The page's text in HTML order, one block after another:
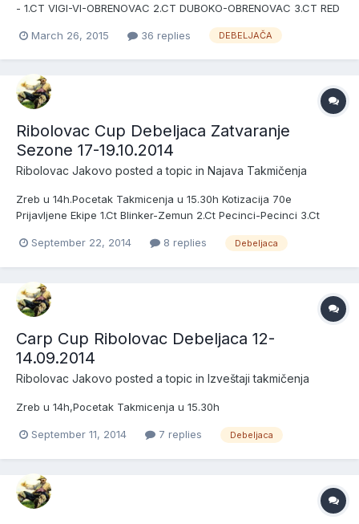
- 1.CT VIGI-VI-OBRENOVAC 2.CT DUBOKO-OBRENOVAC 3.CT RED
VRŠAC 6.CT KONTRAŠI-VRŠAC 7.CT PAŠTETA-BGD 8.CT
March 26, 2015 36 replies DEBELJAČA
Ribolovac Cup Debeljaca Zatvaranje
Sezone 17-19.10.2014
Ribolovac Jakovo posted a topic in Najava Takmičenja
Zreb u 14h.Pocetak Takmicenja u 15.30h Kotizacija 70e
Prijavljene Ekipe 1.Ct Blinker-Zemun 2.Ct Pecinci-Pecinci 3.Ct
September 22, 2014
8 replies Debeljaca
Carp Cup Ribolovac Debeljaca 12-
14.09.2014
Ribolovac Jakovo posted a topic in Izveštaji takmičenja
Zreb u 14h,Pocetak Takmicenja u 15.30h
September 11, 2014 7 replies Debeljaca